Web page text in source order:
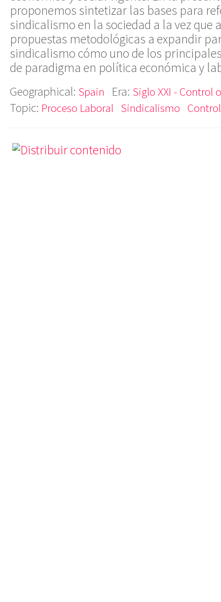
proponemos sintetizar las bases para
sindicalismo en la sociedad a la vez que
propuestas metodológicas a expandir
sindicalismo cómo uno de los
de paradigma en política económica y
Geographical: Spain Era: Siglo XXI - Control
Topic: Proceso Laboral Sindicalismo